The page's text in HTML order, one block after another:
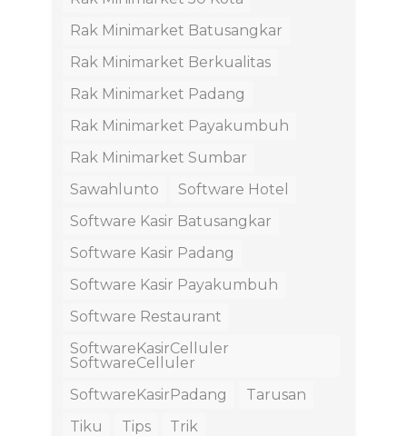
Rak Minimarket Batusangkar
Rak Minimarket Berkualitas
Rak Minimarket Padang
Rak Minimarket Payakumbuh
Rak Minimarket Sumbar
Sawahlunto
Software Hotel
Software Kasir Batusangkar
Software Kasir Padang
Software Kasir Payakumbuh
Software Restaurant
SoftwareKasirCelluler
SoftwareCelluler
SoftwareKasirPadang
Tarusan
Tiku
Tips Trik